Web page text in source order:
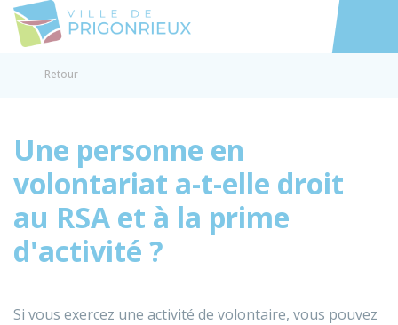
Accéder
Retour
Une personne en
volontariat a-t-elle droit
au RSA et à la prime
d'activité ?
Si vous exercez une activité de volontaire, vous pouvez